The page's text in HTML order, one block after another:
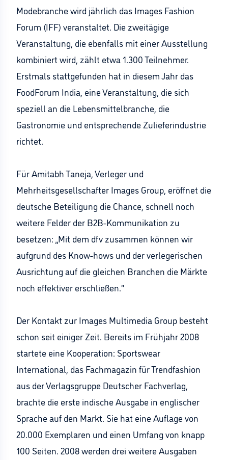
Modebranche wird jährlich das Images Fashion
Forum (IFF) veranstaltet. Die zweitägige
Veranstaltung, die ebenfalls mit einer Ausstellung
kombiniert wird, zählt etwa 1.300 Teilnehmer.
Erstmals stattgefunden hat in diesem Jahr das
FoodForum India, eine Veranstaltung, die sich
speziell an die Lebensmittelbranche, die
Gastronomie und entsprechende Zulieferindustrie
richtet.
Für Amitabh Taneja, Verleger und
Mehrheitsgesellschafter Images Group, eröffnet die
deutsche Beteiligung die Chance, schnell noch
weitere Felder der B2B-Kommunikation zu
besetzen: „Mit dem dfv zusammen können wir
aufgrund des Know-hows und der verlegerischen
Ausrichtung auf die gleichen Branchen die Märkte
noch effektiver erschließen.“
Der Kontakt zur Images Multimedia Group besteht
schon seit einiger Zeit. Bereits im Frühjahr 2008
startete eine Kooperation: Sportswear
International, das Fachmagazin für Trendfashion
aus der Verlagsgruppe Deutscher Fachverlag,
brachte die erste indische Ausgabe in englischer
Sprache auf den Markt. Sie hat eine Auflage von
20.000 Exemplaren und einen Umfang von knapp
100 Seiten. 2008 werden drei weitere Ausgaben